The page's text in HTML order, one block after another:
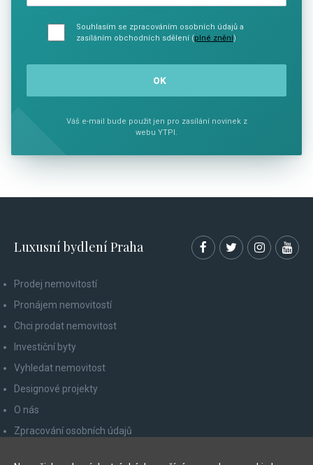
Souhlasím se zpracováním osobních údajů a
zasíláním obchodních sdělení (plné znění)
Váš e-mail bude použit jen pro zasílání novinek z
webu YTPI.
Luxusní bydlení Praha
Prodej nemovitostí
Pronájem nemovitostí
Chci prodat nemovitost
Investiční byty
Vyhledat nemovitost
Designové projekty
O nás
Zpracování osobních údajů